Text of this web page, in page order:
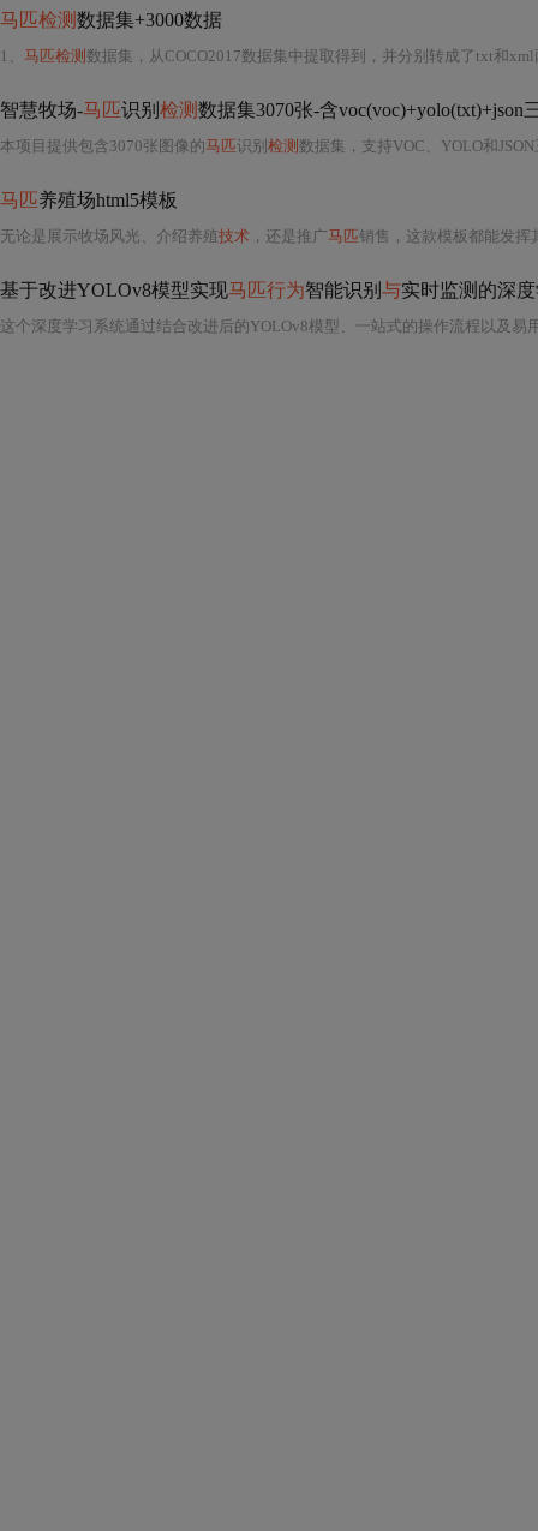
马匹检测 数据集+3000数据
1、 马匹检测 数据集，从COCO2017数据集中提取得到，并分别转成了txt和
智慧牧场-马匹识别 检测 数据集3070张-含voc(voc)+yolo(txt)+json
本项目提供包含3070张图像的马匹识别 检测 数据集，支持VOC、YOLO和JSON三种标
马匹养殖场html5模板
无论是展示牧场风光、介绍养殖技术 ，还是推广马匹销售，这款模板都能发挥
基于改进YOLOv8模型实现马匹行为智能识别 与实时监测的深度学习系统源码分享_一条龙教学
这个深度学习系统通过结合改进后的YOLOv8模型、一站式的操作流程以及易